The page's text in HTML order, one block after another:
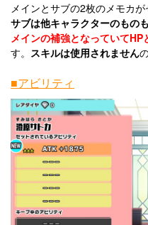
メインとサブの2枚のメモカが
サブは他キャラクターのもの
メインの補強となっていて
す。 スキルは使用されません
■アビリティ